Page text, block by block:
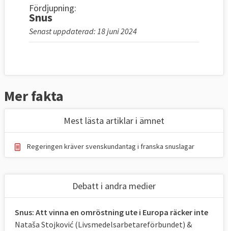
Fördjupning:
Snus
Senast uppdaterad: 18 juni 2024
Mer fakta
Mest lästa artiklar i ämnet
Regeringen kräver svenskundantag i franska snuslagar
Debatt i andra medier
Snus: Att vinna en omröstning ute i Europa räcker inte
Nataša Stojković (Livsmedelsarbetareförbundet) &